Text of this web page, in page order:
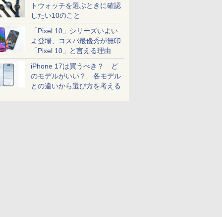
トウォッチを選ぶときに確認
したい10のこと
「Pixel 10」シリーズいよい
よ登場、コスパ最優秀が無印
「Pixel 10」と言える理由
iPhone 17は買うべき？ ど
のモデルがいい？ 各モデル
との違いから選び方を考える